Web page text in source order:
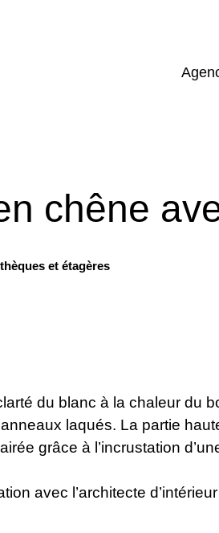
chêne
et étagères
du blanc à la chaleur du
laqués. La partie
grâce à l’incrustation
avec l’architecte